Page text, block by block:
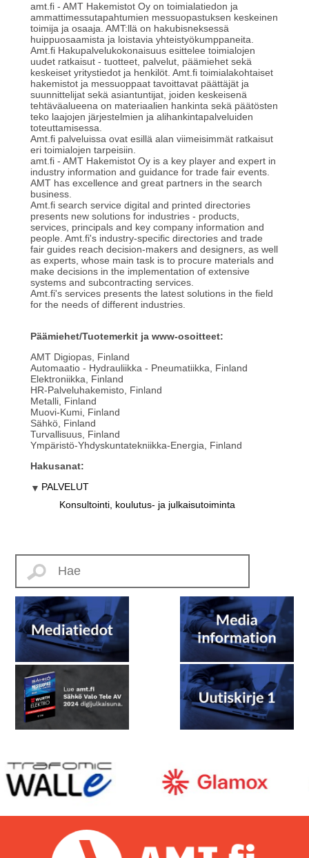
amt.fi - AMT Hakemistot Oy on toimialatiedon ja
ammattimessutapahtumien messuopastuksen keskeinen
toimija ja osaaja. AMT:llä on hakubisneksessä
huippuosaamista ja loistavia yhteistyökumppaneita.
Amt.fi Hakupalvelukokonaisuus esittelee toimialojen
uudet ratkaisut - tuotteet, palvelut, päämiehet sekä
keskeiset yritystiedot ja henkilöt. Amt.fi toimialakohtaiset
hakemistot ja messuoppaat tavoittavat päättäjät ja
suunnittelijat sekä asiantuntijat, joiden keskeisenä
tehtäväalueena on materiaalien hankinta sekä päätösten
teko laajojen järjestelmien ja alihankintapalveluiden
toteuttamisessa.
Amt.fi palveluissa ovat esillä alan viimeisimmät ratkaisut
eri toimialojen tarpeisiin.
amt.fi - AMT Hakemistot Oy is a key player and expert in
industry information and guidance for trade fair events.
AMT has excellence and great partners in the search
business.
Amt.fi search service digital and printed directories
presents new solutions for industries - products,
services, principals and key company information and
people. Amt.fi's industry-specific directories and trade
fair guides reach decision-makers and designers, as well
as experts, whose main task is to procure materials and
make decisions in the implementation of extensive
systems and subcontracting services.
Amt.fi's services presents the latest solutions in the field
for the needs of different industries.
Päämiehet/Tuotemerkit ja www-osoitteet:
AMT Digiopas, Finland
Automaatio - Hydrauliikka - Pneumatiikka, Finland
Elektroniikka, Finland
HR-Palveluhakemisto, Finland
Metalli, Finland
Muovi-Kumi, Finland
Sähkö, Finland
Turvallisuus, Finland
Ympäristö-Yhdyskuntatekniikka-Energia, Finland
Hakusanat:
PALVELUT
Konsultointi, koulutus- ja julkaisutoiminta